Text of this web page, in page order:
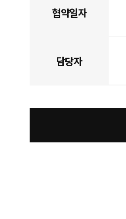
협약일자
담당자